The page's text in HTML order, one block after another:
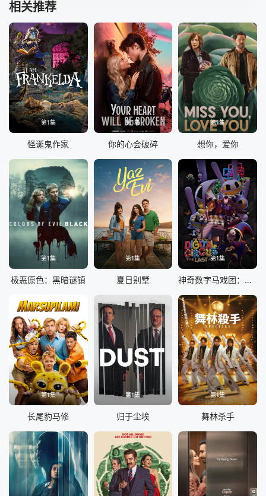
相关推荐
第1集
怪诞鬼作家
第1集
你的心会破碎
第1集
想你，爱你
第1集
极恶原色：黑暗谜镇
第1集
夏日别墅
第1集
神奇数字马戏团：谢幕演出
第1集
长尾豹马修
第1集
归于尘埃
第1集
舞林杀手